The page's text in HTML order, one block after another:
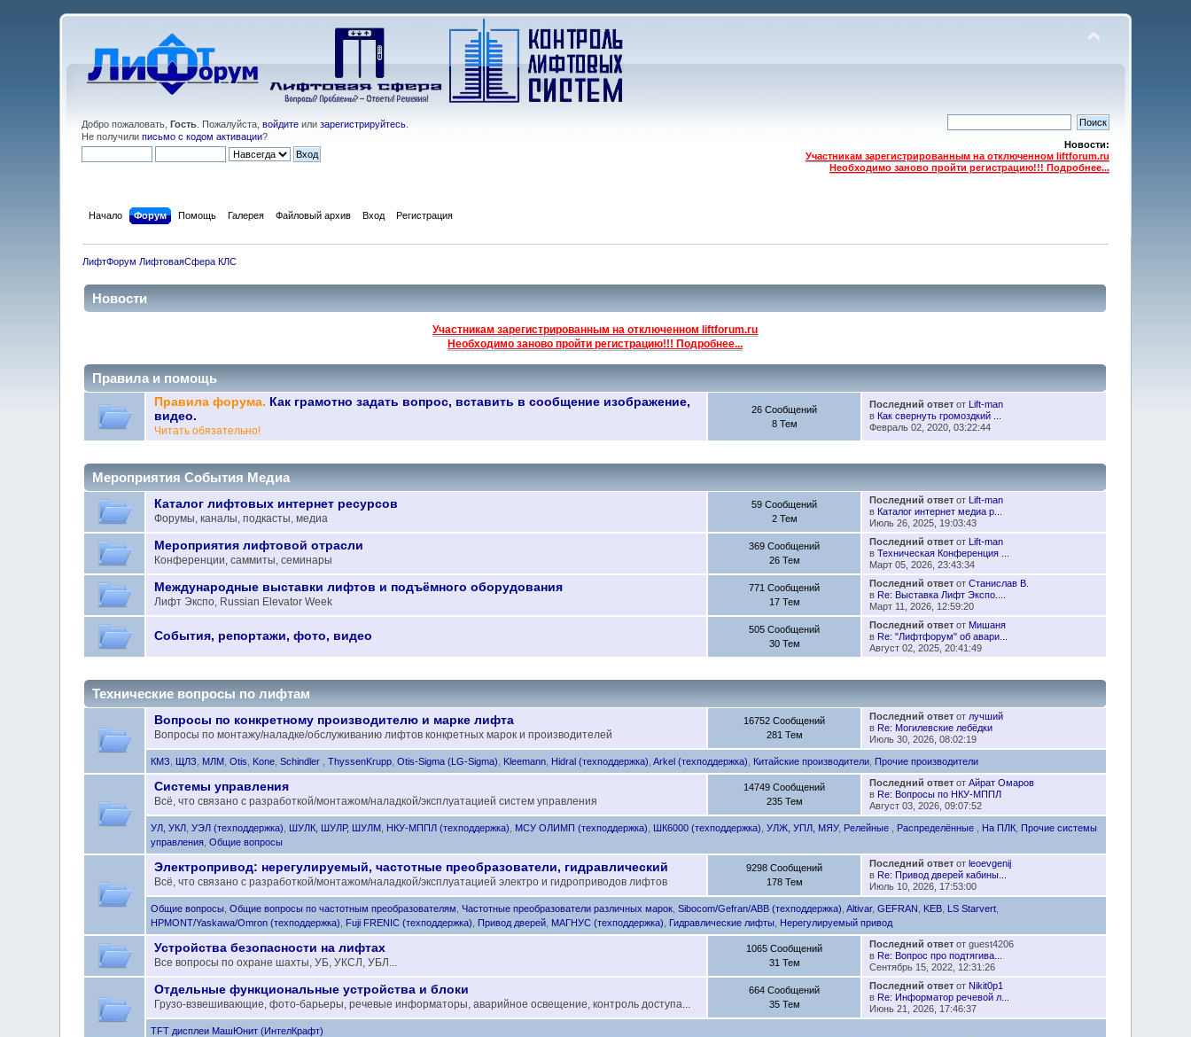
Добро пожаловать,Гость . Пожалуйста,войдите илизарегистрируйтесь
Не получилиписьмо с кодом активации?
Новости:
Участникам зарегистрированным на отключенном liftforum.ru
Необходимо заново пройти регистрацию!!! Подробнее...
Начало Форум Помощь Галерея Файловый архив Вход Регистрация
ЛифтФорум ЛифтоваяСфера КЛС
Новости
Участникам зарегистрированным на отключенном liftforum.ru
Необходимо заново пройти регистрацию!!! Подробнее...
Правила и помощь
Правила форума. Как грамотно задать вопрос, вставить в сообщение изображение,
видео.
Читать обязательно!
26 Сообщений
8 Тем
Последний ответот Lift-man
в Как свернуть громоздкий ...
Февраль 02, 2020, 03:22:44
Мероприятия События Медиа
Каталог лифтовых интернет ресурсов
Форумы, каналы, подкасты, медиа
59 Сообщений
2 Тем
Последний ответот Lift-man
в Каталог интернет медиа р...
Июль 26, 2025, 19:03:43
Мероприятия лифтовой отрасли
Конференции, саммиты, семинары
369 Сообщений
26 Тем
Последний ответот Lift-man
в Техническая Конференция ...
Март 05, 2026, 23:43:34
Международные выставки лифтов и подъёмного оборудования
Лифт Экспо, Russian Elevator Week
771 Сообщений
17 Тем
Последний ответот Станислав В.
в Re: Выставка Лифт Экспо....
Март 11, 2026, 12:59:20
События, репортажи, фото, видео
505 Сообщений
30 Тем
Последний ответот Мишаня
в Re: "Лифтфорум" об авари...
Август 02, 2025, 20:41:49
Технические вопросы по лифтам
Вопросы по конкретному производителю и марке лифта
Вопросы по монтажу/наладке/обслуживанию лифтов конкретных марок и производителей
16752 Сообщений
281 Тем
Последний ответот лучший
в Re: Могилевские лебёдки
Июль 30, 2026, 08:02:19
КМЗ ЩЛЗ МЛМ ,Otis Kone ,Schindler ,ThyssenKrupp ,Otis-Sigma (LG-Sigma) Kleemann Hidral (техподдержка) ,Arkel (техподдержка) Китайские производители Прочие производители
Системы управления
Всё, что связано с разработкой/монтажом/наладкой/эксплуатацией систем управления
14749 Сообщений
235 Тем
Последний ответот Айрат Омаров
в Re: Вопросы по НКУ-МППЛ
Август 03, 2026, 09:07:52
УЛ, УКЛ ,УЭЛ (техподдержка) ШУЛК, ШУЛР, ШУЛМ НКУ-МППЛ (техподдержка) МСУ ОЛИМП (техподдержка) ШК6000 (техподдержка) ,УЛЖ, УПЛ, МЯУ, Релейные Распределённые На ПЛК Прочие системы
управления ,Общие вопросы
Электропривод: нерегулируемый, частотные преобразователи, гидравлический
Всё, что связано с разработкой/монтажом/наладкой/эксплуатацией электро и гидроприводов лифтов
9298 Сообщений
178 Тем
Последний ответот leoevgenij
в Re: Привод дверей кабины...
Июль 10, 2026, 17:53:00
Общие вопросы ,Общие вопросы по частотным преобразователям ,Частотные преобразователи различных марок ,Sibocom/Gefran/ABB (техподдержка) ,Altivar,GEFRAN KEB LS Starvert
HPMONT/Yaskawa/Omron (техподдержка)
Fuji FRENIC (техподдержка) Привод дверей МАГНУС (техподдержка) Гидравлические лифты Нерегулируемый привод
Устройства безопасности на лифтах
Все вопросы по охране шахты, УБ, УКСЛ, УБЛ...
1065 Сообщений
31 Тем
Последний ответот guest4206
в Re: Вопрос про подтягива...
Сентябрь 15, 2022, 12:31:26
Отдельные функциональные устройства и блоки
Грузо-взвешивающие, фото-барьеры, речевые информаторы, аварийное освещение, контроль доступа...
664 Сообщений
35 Тем
Последний ответот Nikit0p1
в Re: Информатор речевой л...
Июнь 21, 2026, 17:46:37
TFT дисплеи МашЮнит (ИнтелКрафт)